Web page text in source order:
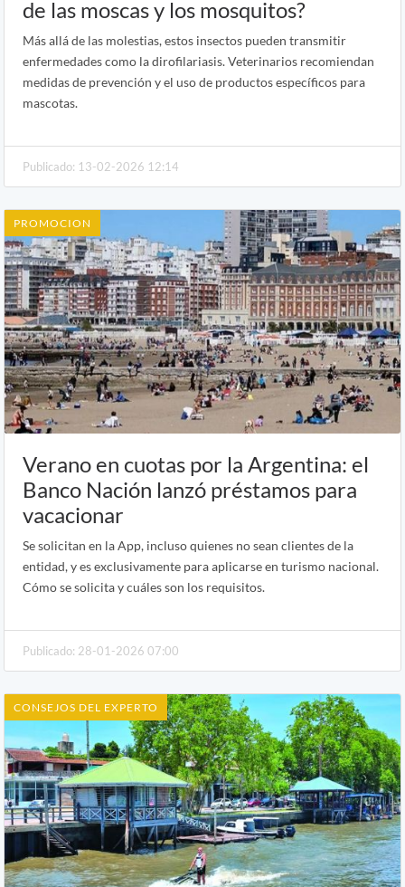
de las moscas y los mosquitos?
Más allá de las molestias, estos insectos pueden transmitir
enfermedades como la dirofilariasis. Veterinarios recomiendan
medidas de prevención y el uso de productos específicos para
mascotas.
Publicado: 13-02-2026 12:14
PROMOCION
Verano en cuotas por la Argentina: el
Banco Nación lanzó préstamos para
vacacionar
Se solicitan en la App, incluso quienes no sean clientes de la
entidad, y es exclusivamente para aplicarse en turismo nacional.
Cómo se solicita y cuáles son los requisitos.
Publicado: 28-01-2026 07:00
CONSEJOS DEL EXPERTO